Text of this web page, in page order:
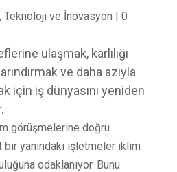
, Teknoloji ve İnovasyon | 0
ulaşmak, karlılığı
ve daha azıyla
için iş dünyasını yeniden
görüşmelerine doğru
bir yanındaki işletmeler iklim
odaklanıyor. Bunu